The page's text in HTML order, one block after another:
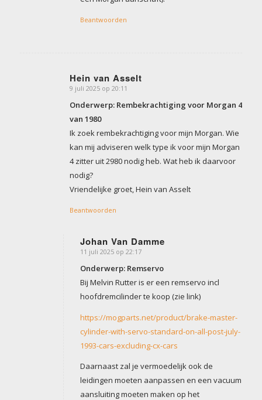
Beantwoorden
Hein van Asselt
zegt:
9 juli 2025 op 20:11
Onderwerp: Rembekrachtiging voor Morgan 4
van 1980
Ik zoek rembekrachtiging voor mijn Morgan. Wie
kan mij adviseren welk type ik voor mijn Morgan
4 zitter uit 2980 nodig heb. Wat heb ik daarvoor
nodig?
Vriendelijke groet, Hein van Asselt
Beantwoorden
Johan Van Damme
zegt:
11 juli 2025 op 22:17
Onderwerp: Remservo
Bij Melvin Rutter is er een remservo incl
hoofdremcilinder te koop (zie link)
https://mogparts.net/product/brake-master-
cylinder-with-servo-standard-on-all-post-july-
1993-cars-excluding-cx-cars
Daarnaast zal je vermoedelijk ook de
leidingen moeten aanpassen en een vacuum
aansluiting moeten maken op het